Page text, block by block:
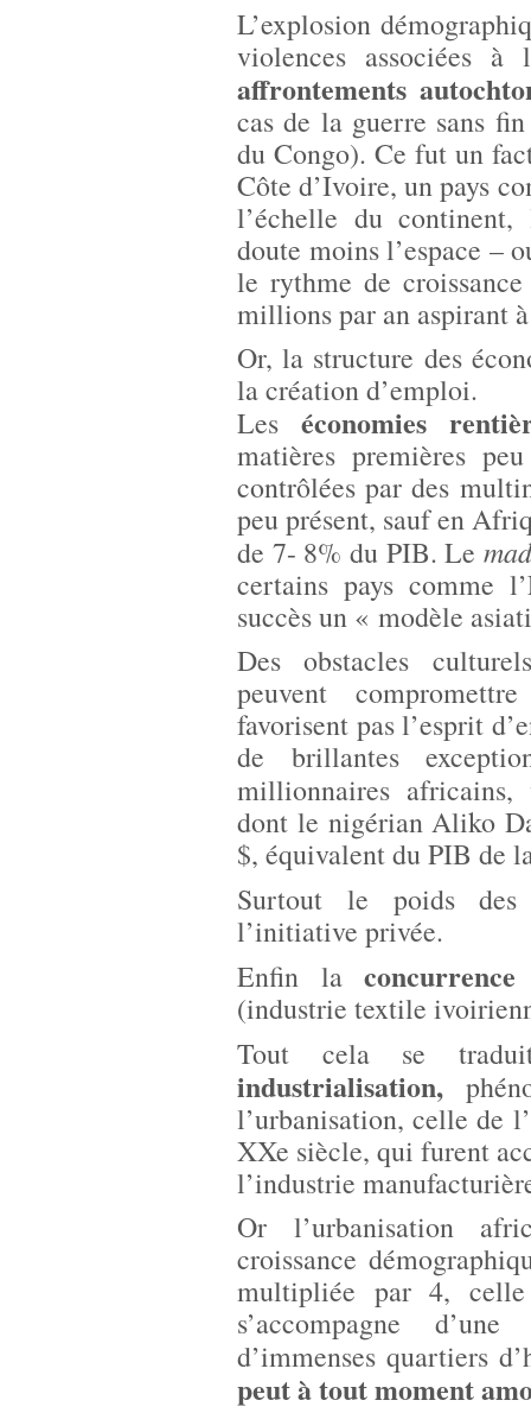
L’explosion
violences associées
affrontements
cas de la guerre sans
du Congo). Ce fut un
Côte d’Ivoire, un pays
l’échelle du continent,
doute moins l’espace –
le rythme de
millions par an aspirant
Or, la structure des
la création d’emploi.
Leséconomies
matières premières
contrôlées par des
peu présent, sauf en
de 7- 8% du PIB. Le
certains pays comme
succès un « modèle
Des obstacles
peuvent
favorisent pas l’esprit
de brillantes
millionnaires
dont le nigérian Aliko
$, équivalent du PIB de
Surtout le poids
l’initiative privée.
Enfin la
(industrie textile
Tout cela se
industrialisation,
l’urbanisation, celle de
XXe siècle, qui furent
l’industrie
Or l’urbanisation
croissance
multipliée par 4,
s’accompagne
d’immenses quartiers
peut à tout moment